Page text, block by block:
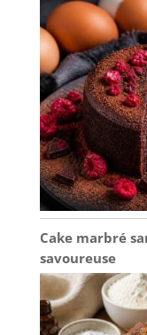
Cake marbré
savoureuse